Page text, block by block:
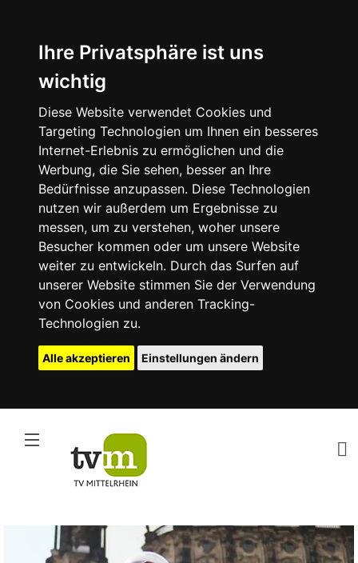
Ihre Privatsphäre ist uns
wichtig
Diese Website verwendet Cookies und
Targeting Technologien um Ihnen ein besseres
Internet-Erlebnis zu ermöglichen und die
Werbung, die Sie sehen, besser an Ihre
Bedürfnisse anzupassen. Diese Technologien
nutzen wir außerdem um Ergebnisse zu
messen, um zu verstehen, woher unsere
Besucher kommen oder um unsere Website
weiter zu entwickeln. Durch das Surfen auf
unserer Website stimmen Sie der Verwendung
von Cookies und anderen Tracking-
Technologien zu.
Alle akzeptieren Einstellungen ändern